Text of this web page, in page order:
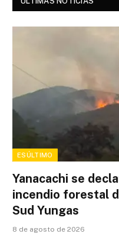
ESÚLTIMO
Yanacachi se
incendio forestal
Sud Yungas
8 de agosto de 2026